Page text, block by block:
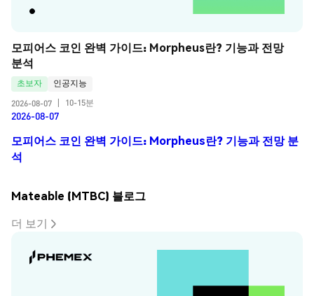
모피어스 코인 완벽 가이드: Morpheus란? 기능과 전망
분석
초보자
인공지능
2026-08-07
10-15분
2026-08-07
모피어스 코인 완벽 가이드: Morpheus란? 기능과 전망 분
석
Mateable (MTBC) 블로그
더 보기